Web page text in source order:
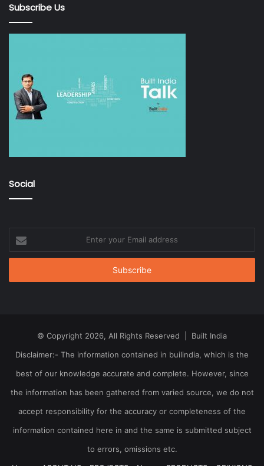
Subscribe Us
Social
your
Email
© Copyright 2026, All Rights Reserved | Built India
Disclaimer:- The information contained in builindia, which is the
best of our knowledge accurate and complete. However, since
the information has been gathered from varied source, we do not
accept responsibility for the accuracy or completeness of the
information contained here in and the same is submitted subject
to errors, omissions etc.